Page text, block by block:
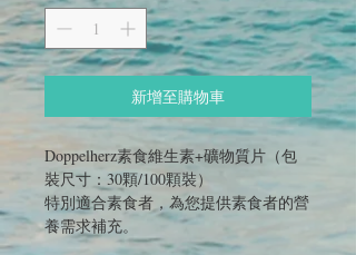
新增至購物車
Doppelherz素食維生素+礦物質片（包
裝尺寸：30顆/100顆裝）
特別適合素食者，為您提供素食者的營
養需求補充。